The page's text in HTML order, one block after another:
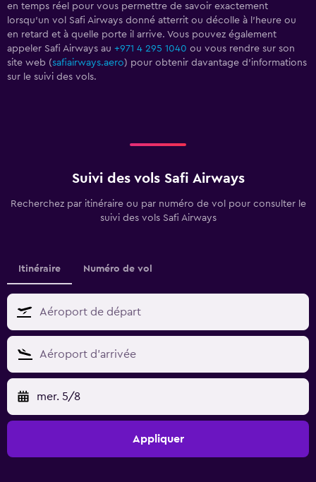
en temps réel pour vous permettre de savoir exactement
lorsqu'un vol Safi Airways donné atterrit ou décolle à l'heure ou
en retard et à quelle porte il arrive. Vous pouvez également
appeler Safi Airways au +971 4 295 1040 ou vous rendre sur son
site web (safiairways.aero) pour obtenir davantage d'informations
sur le suivi des vols.
Suivi des vols Safi Airways
Recherchez par itinéraire ou par numéro de vol pour consulter le
suivi des vols Safi Airways
Itinéraire Numéro de vol
mer. 5/8
Appliquer